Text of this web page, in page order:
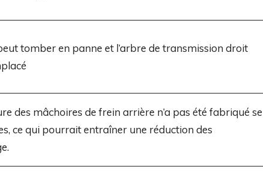
tomber en panne et l’arbre de transmission droit
des mâchoires de frein arrière n’a pas été fabriqué
ce qui pourrait entraîner une réduction des